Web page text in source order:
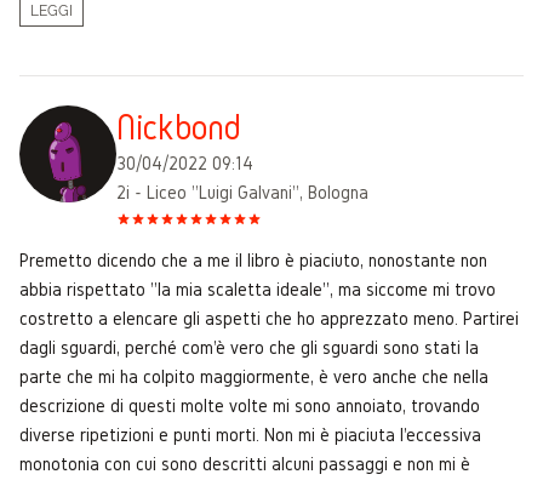
LEGGI
Nickbond
30/04/2022 09:14
2i - Liceo "Luigi Galvani", Bologna
Premetto dicendo che a me il libro è piaciuto, nonostante non
abbia rispettato "la mia scaletta ideale", ma siccome mi trovo
costretto a elencare gli aspetti che ho apprezzato meno. Partirei
dagli sguardi, perché com'è vero che gli sguardi sono stati la
parte che mi ha colpito maggiormente, è vero anche che nella
descrizione di questi molte volte mi sono annoiato, trovando
diverse ripetizioni e punti morti. Non mi è piaciuta l'eccessiva
monotonia con cui sono descritti alcuni passaggi e non mi è